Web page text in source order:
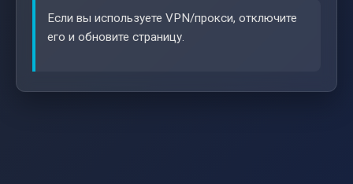
Если вы используете VPN/прокси, отключите
его и обновите страницу.